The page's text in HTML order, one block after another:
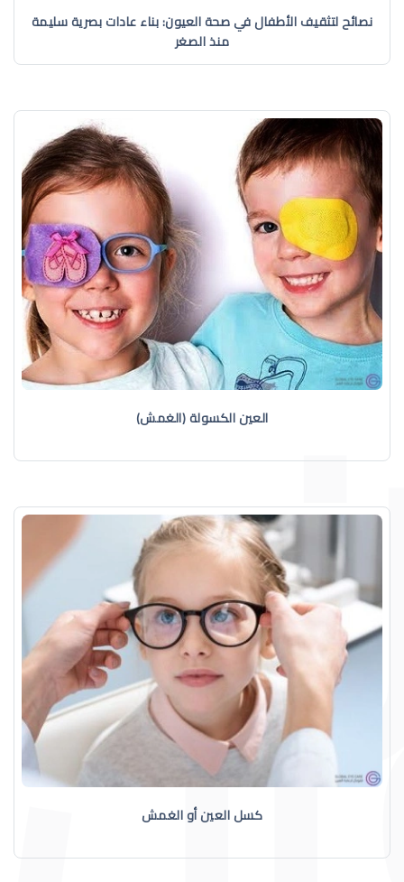
نصائح لتثقيف الأطفال في صحة العيون: بناء عادات بصرية سليمة
منذ الصغر
العين الكسولة (الغمش)
كسل العين أو الغمش